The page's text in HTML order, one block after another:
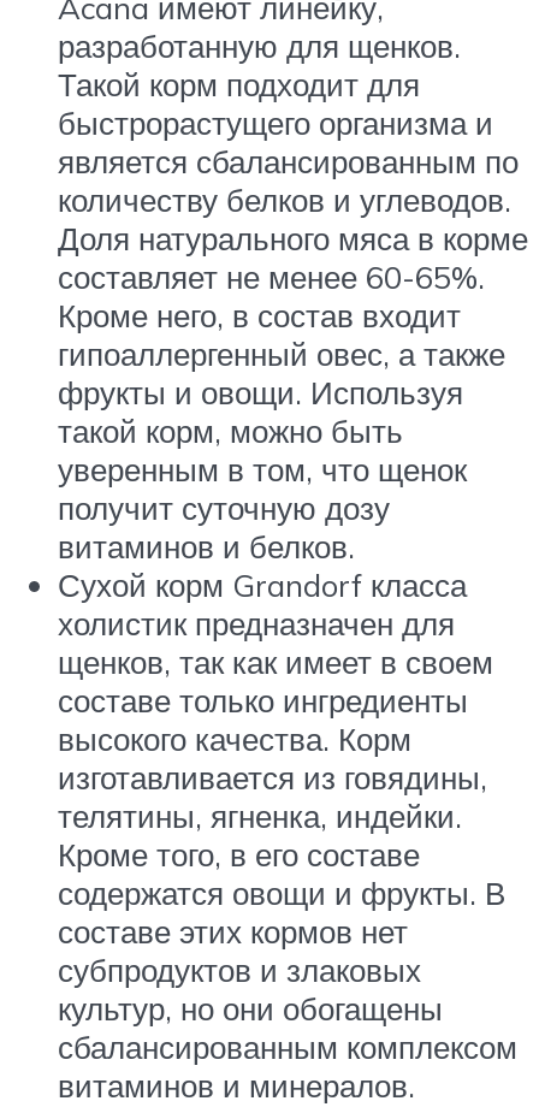
разработанную для щенков.
Такой корм подходит для
быстрорастущего организма и
является сбалансированным по
количеству белков и углеводов.
Доля натурального мяса в корме
составляет не менее 60-65%.
Кроме него, в состав входит
гипоаллергенный овес, а также
фрукты и овощи. Используя
такой корм, можно быть
уверенным в том, что щенок
получит суточную дозу
витаминов и белков.
Сухой корм Grandorf класса
холистик предназначен для
щенков, так как имеет в своем
составе только ингредиенты
высокого качества. Корм
изготавливается из говядины,
телятины, ягненка, индейки.
Кроме того, в его составе
содержатся овощи и фрукты. В
составе этих кормов нет
субпродуктов и злаковых
культур, но они обогащены
сбалансированным комплексом
витаминов и минералов.